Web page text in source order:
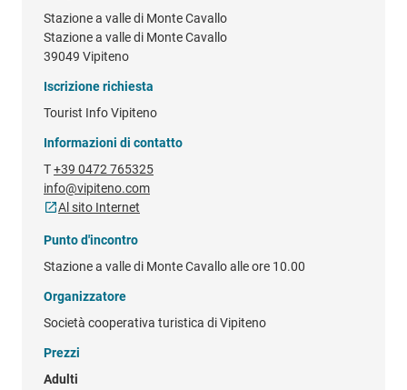
Stazione a valle di Monte Cavallo
Stazione a valle di Monte Cavallo
39049 Vipiteno
Iscrizione richiesta
Tourist Info Vipiteno
Informazioni di contatto
T+39 0472 765325
info@vipiteno.com
Al sito Internet
Punto d'incontro
Stazione a valle di Monte Cavallo alle ore 10.00
Organizzatore
Società cooperativa turistica di Vipiteno
Prezzi
Adulti